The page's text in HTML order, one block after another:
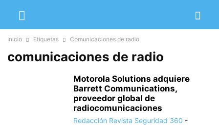
Inicio Etiquetas Comunicaciones de radio
comunicaciones de radio
Motorola Solutions adquiere
Barrett Communications,
proveedor global de
radiocomunicaciones
Redacción Revista Seguridad 360 -